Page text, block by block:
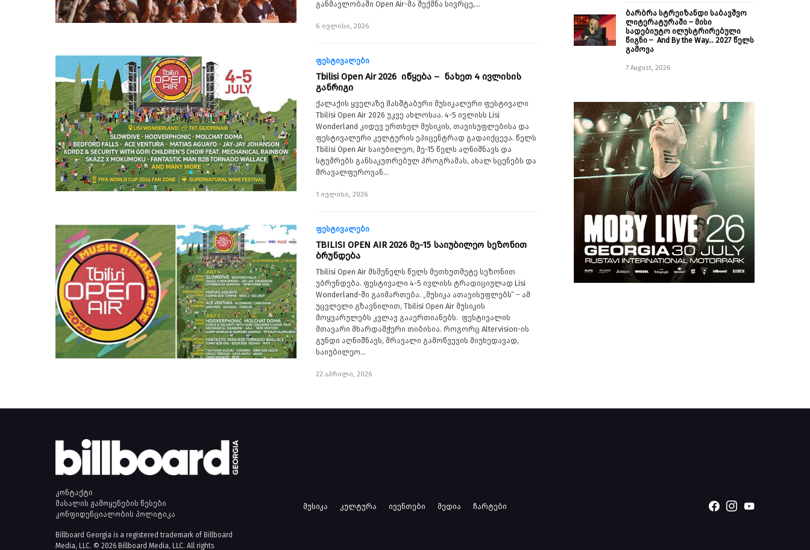
განმავლობაში Open Air-მა შექმნა სივრცე,…
6 ივლისი, 2026
ფესტივალები
Tbilisi Open Air 2026 იწყება – ნახეთ 4 ივლისის
განრიგი
ქალაქის ყველაზე მასშტაბური მუსიკალური ფესტივალი
Tbilisi Open Air 2026 უკვე ახლოსაა. 4-5 ივლისს Lisi
Wonderland კიდევ ერთხელ მუსიკის, თავისუფლებისა და
ფესტივალური კულტურის ეპიცენტრად გადაიქცევა. წელს
Tbilisi Open Air საიუბილეო, მე-15 წელს აღნიშნავს და
სტუმრებს განსაკუთრებულ პროგრამას, ახალ სცენებს და
მრავალფეროვან…
1 ივლისი, 2026
ფესტივალები
TBILISI OPEN AIR 2026 მე-15 საიუბილეო სეზონით
ბრუნდება
Tbilisi Open Air მსმენელს წელს მეთხუთმეტე სეზონით
უბრუნდება. ფესტივალი 4-5 ივლისს ტრადიციულად Lisi
Wonderland-ში გაიმართება. „მუსიკა ათავისუფლებს“ – ამ
უცვლელი გზავნილით, Tbilisi Open Air მუსიკის
მოყვარულებს კვლავ გააერთიანებს. ფესტივალის
მთავარი მხარდამჭერი თიბისია. როგორც Altervision-ის
გუნდი აღნიშნავს, მრავალი გამოწვევის მიუხედავად,
საიუბილეო…
22 აპრილი, 2026
ბარბრა სტრეიზანდი საბავშვო
ლიტერატურაში – მისი
სადებიუტო ილუსტრირებული
წიგნი – And By the Way… 2027 წელს
გამოვა
7 August, 2026
კონტაქტი
მასალის გამოყენების წესები
კონფიდენციალობის პოლიტიკა
Billboard Georgia is a registered trademark of Billboard
Media, LLC. © 2026 Billboard Media, LLC. All rights
მუსიკა კულტურა ივენთები მედია ჩარტები